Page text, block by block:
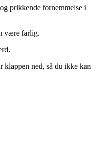
prikkende fornemmelse i
være farlig.
klappen ned, så du ikke kan